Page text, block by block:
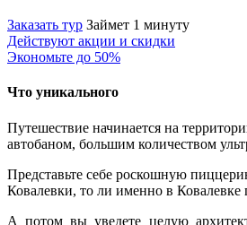
Заказать тур Займет 1 минуту
Действуют акции и скидки
Экономьте до 50%
Что уникального
Путешествие начинается на
автобаном, большим количеством
Представьте себе роскошную
Ковалевки, то ли именно в
А потом вы уведете целую